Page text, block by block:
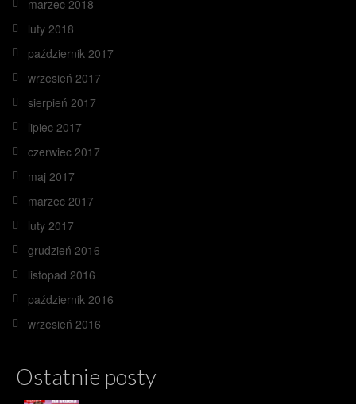
marzec 2018
luty 2018
październik 2017
wrzesień 2017
sierpień 2017
lipiec 2017
czerwiec 2017
maj 2017
marzec 2017
luty 2017
grudzień 2016
listopad 2016
październik 2016
wrzesień 2016
Ostatnie posty